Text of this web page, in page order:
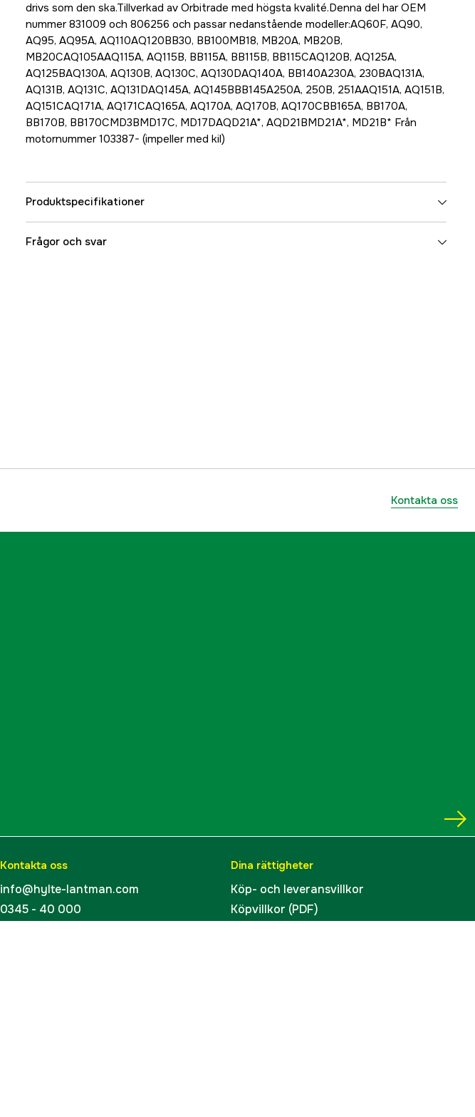
drivs som den ska.Tillverkad av Orbitrade med högsta kvalité.Denna del har OEM
nummer 831009 och 806256 och passar nedanstående modeller:AQ60F, AQ90,
AQ95, AQ95A, AQ110AQ120BB30, BB100MB18, MB20A, MB20B,
MB20CAQ105AAQ115A, AQ115B, BB115A, BB115B, BB115CAQ120B, AQ125A,
AQ125BAQ130A, AQ130B, AQ130C, AQ130DAQ140A, BB140A230A, 230BAQ131A,
AQ131B, AQ131C, AQ131DAQ145A, AQ145BBB145A250A, 250B, 251AAQ151A, AQ151B,
AQ151CAQ171A, AQ171CAQ165A, AQ170A, AQ170B, AQ170CBB165A, BB170A,
BB170B, BB170CMD3BMD17C, MD17DAQD21A*, AQD21BMD21A*, MD21B* Från
motornummer 103387- (impeller med kil)
Produktspecifikationer
Referensnummer
Frågor och svar
Kontakta oss
Kontakta oss
info@hylte-lantman.com
0345 - 40 000
Dina rättigheter
Köp- och leveransvillkor
Köpvillkor (PDF)